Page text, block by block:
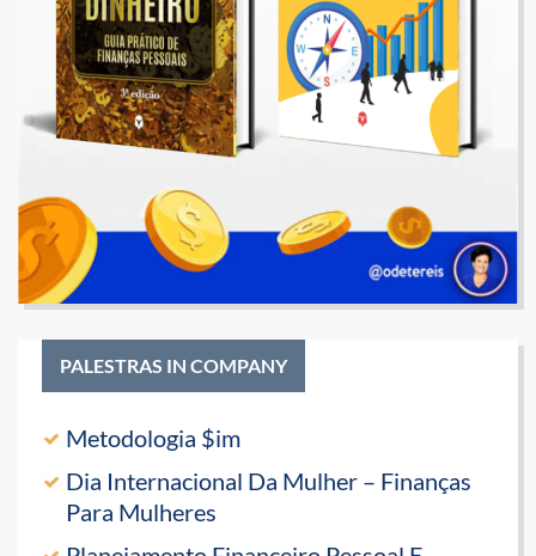
PALESTRAS IN COMPANY
Metodologia $im
Dia Internacional Da Mulher – Finanças
Para Mulheres